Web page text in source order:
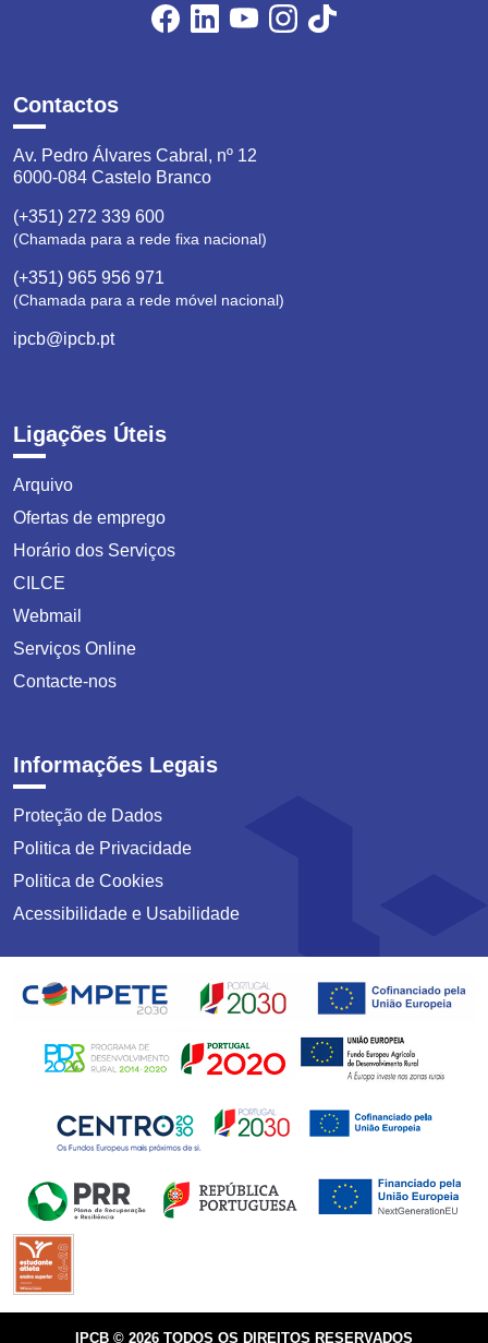
Contactos
Av. Pedro Álvares Cabral, nº 12
6000-084 Castelo Branco
(+351) 272 339 600
(Chamada para a rede fixa nacional)
(+351) 965 956 971
(Chamada para a rede móvel nacional)
ipcb@ipcb.pt
Ligações Úteis
Arquivo
Ofertas de emprego
Horário dos Serviços
CILCE
Webmail
Serviços Online
Contacte-nos
Informações Legais
Proteção de Dados
Politica de Privacidade
Politica de Cookies
Acessibilidade e Usabilidade
IPCB © 2026 TODOS OS DIREITOS RESERVADOS